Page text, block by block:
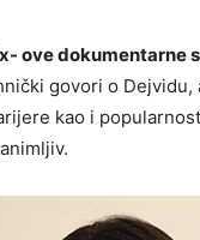
ove dokumentarne
govori o
kao i